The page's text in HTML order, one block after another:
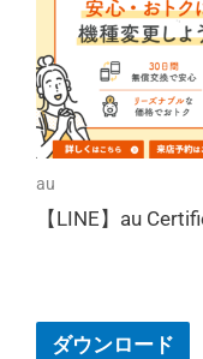
au
【LINE】au
ダウンロード